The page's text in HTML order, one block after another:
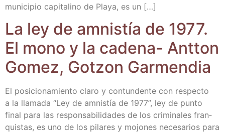
muni­ci­pio capi­ta­lino de Pla­ya, es un […]
La ley de amnis­tía de 1977.
El mono y la cade­na- Ant­ton
Gomez, Gotzon Garmendia
El posi­cio­na­mien­to cla­ro y con­tun­den­te con res­pec­to
a la lla­ma­da “Ley de amnis­tía de 1977”, ley de pun­to
final para las res­pon­sa­bi­li­da­des de los cri­mi­na­les fran­
quis­tas, es uno de los pila­res y mojo­nes nece­sa­rios para